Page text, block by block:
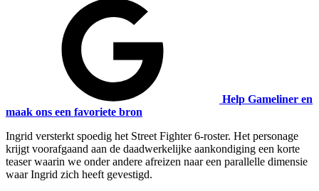
Help Gameliner en
maak ons een favoriete bron
Ingrid versterkt spoedig het Street Fighter 6-roster. Het personage
krijgt voorafgaand aan de daadwerkelijke aankondiging een korte
teaser waarin we onder andere afreizen naar een parallelle dimensie
waar Ingrid zich heeft gevestigd.